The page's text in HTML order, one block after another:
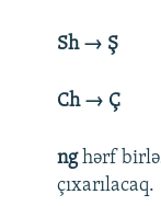
Sh → Ş
Ch → Ç
nghərf
çıxarılacaq.